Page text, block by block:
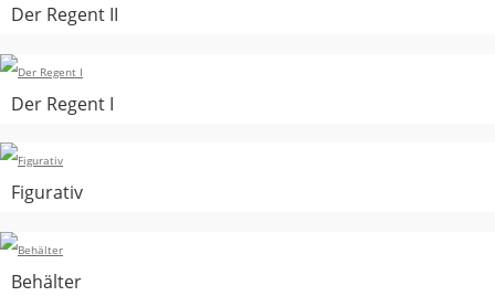
Der Regent II
Der Regent I
Figurativ
Behälter